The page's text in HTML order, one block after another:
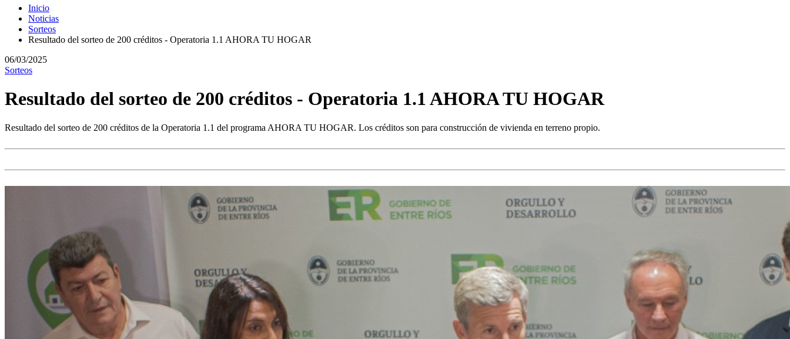
Inicio
Noticias
Sorteos
Resultado del sorteo de 200 créditos - Operatoria 1.1 AHORA TU HOGAR
06/03/2025
Sorteos
Resultado del sorteo de 200 créditos - Operatoria 1.1 AHORA TU HOGAR
Resultado del sorteo de 200 créditos de la Operatoria 1.1 del programa AHORA TU HOGAR. Los créditos son para construcción de vivienda en terreno propio.